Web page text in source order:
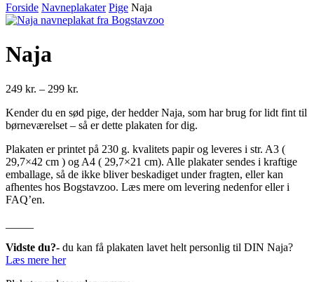
Forside Navneplakater Pige Naja
Naja
249 kr. – 299 kr.
til
299 kr.
Kender du en sød pige, der hedder Naja, som har brug for lidt fint til
børneværelset – så er dette plakaten for dig.
Plakaten er printet på 230 g. kvalitets papir og leveres i str. A3 (
29,7×42 cm ) og A4 ( 29,7×21 cm). Alle plakater sendes i kraftige
emballage, så de ikke bliver beskadiget under fragten, eller kan
afhentes hos Bogstavzoo. Læs mere om levering nedenfor eller i
FAQ’en.
Vidste du?- du kan få plakaten lavet helt personlig til DIN Naja?
Læs mere her